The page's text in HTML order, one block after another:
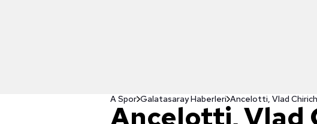
A Spor Galatasaray Haberleri Ancelotti, Vlad
Ancelotti, Vlad